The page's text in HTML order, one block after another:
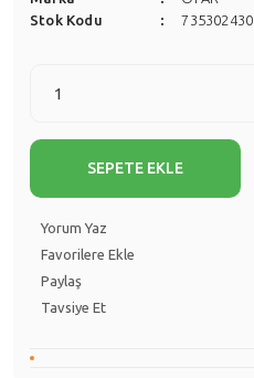
Stok Kodu
735302430
SEPETE EKLE
Yorum Yaz
Paylaş
Tavsiye Et